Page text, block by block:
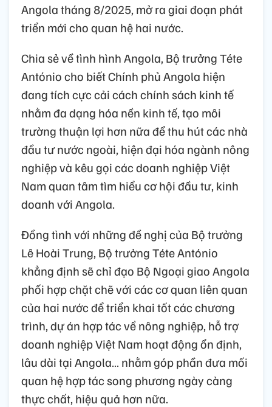
Angola tháng 8/2025, mở ra giai đoạn phát
triển mới cho quan hệ hai nước.
Chia sẻ về tình hình Angola, Bộ trưởng Téte
António cho biết Chính phủ Angola hiện
đang tích cực cải cách chính sách kinh tế
nhằm đa dạng hóa nền kinh tế, tạo môi
trường thuận lợi hơn nữa để thu hút các nhà
đầu tư nước ngoài, hiện đại hóa ngành nông
nghiệp và kêu gọi các doanh nghiệp Việt
Nam quan tâm tìm hiểu cơ hội đầu tư, kinh
doanh với Angola.
Đồng tình với những đề nghị của Bộ trưởng
Lê Hoài Trung, Bộ trưởng Téte António
khẳng định sẽ chỉ đạo Bộ Ngoại giao Angola
phối hợp chặt chẽ với các cơ quan liên quan
của hai nước để triển khai tốt các chương
trình, dự án hợp tác về nông nghiệp, hỗ trợ
doanh nghiệp Việt Nam hoạt động ổn định,
lâu dài tại Angola… nhằm góp phần đưa mối
quan hệ hợp tác song phương ngày càng
thực chất, hiệu quả hơn nữa.